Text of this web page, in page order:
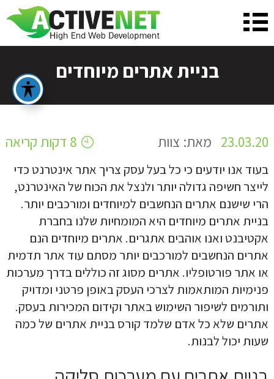
בניית אתרים מיוחדים
23.03.20 מאת: צוות 8 דקות קריאה
בעוד אנו יודעים כי כל בעל עסק צריך אתר אינטרנט כדי
לייצר חשיפה גדולה יותר ולנצל את הכוח של האינטרנט,
הרי שישנם אתרים הנחשבים למיוחדים ומורכבים יותר.
בניית אתרים מיוחדים היא המומחיות שלנו בחברת
אקטיבנט ואנו אוהבים אתגרים. אתרים מיוחדים הנם
אתרים הנחשבים למורכבים יותר מסתם עוד אתר תדמית
או אתר פורטופליו. אתרים מסוג זה כוללים בדרך מערכות
פנימיות המותאמות לצרכי העסק באופן פרטני ומדויק
ותורמים לשיפור השימוש באתר וקידום המכירות בעסק.
אתרים שלא כל אדם שלמד קורס בניית אתרים של כמה
שעות יכול לבנות.
האתר הבא שלך, נשמח לקבל ממך כמה פרטים נוספים